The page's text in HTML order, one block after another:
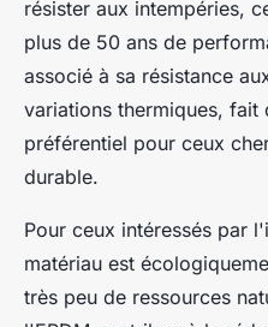
résister aux intempéries,
plus de 50 ans de
associé à sa résistance
variations thermiques, fait
préférentiel pour ceux
durable.
Pour ceux intéressés par
matériau est
très peu de ressources